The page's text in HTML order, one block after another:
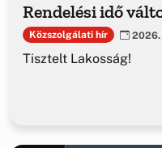
Rendelési idő
Közszolgálati hír 2026.
Tisztelt Lakosság!